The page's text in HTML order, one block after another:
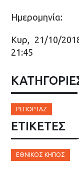
Ημερομηνία:
Κυρ, 21/10/
21:45
ΡΕΠΟΡΤΆΖ
ΕΤΙΚΈΤΕΣ
ΕΘΝΙΚΌΣ ΚΉΠΟΣ